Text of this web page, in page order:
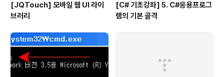
[JQTouch] 모바일 웹 UI 라이
브러리
[C# 기초강좌] 5. C#응용프로그
램의 기본 골격